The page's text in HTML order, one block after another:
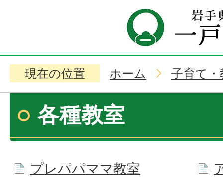
現在の位置 ホーム 子育て・
各種教室
プレパパママ教室